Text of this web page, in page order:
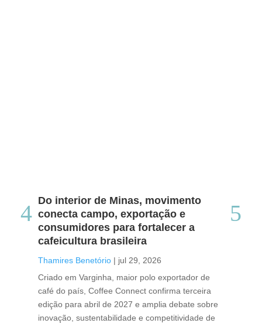
Do interior de Minas, movimento
conecta campo, exportação e
consumidores para fortalecer a
cafeicultura brasileira
Thamires Benetório | jul 29, 2026
Criado em Varginha, maior polo exportador de
café do país, Coffee Connect confirma terceira
edição para abril de 2027 e amplia debate sobre
inovação, sustentabilidade e competitividade de